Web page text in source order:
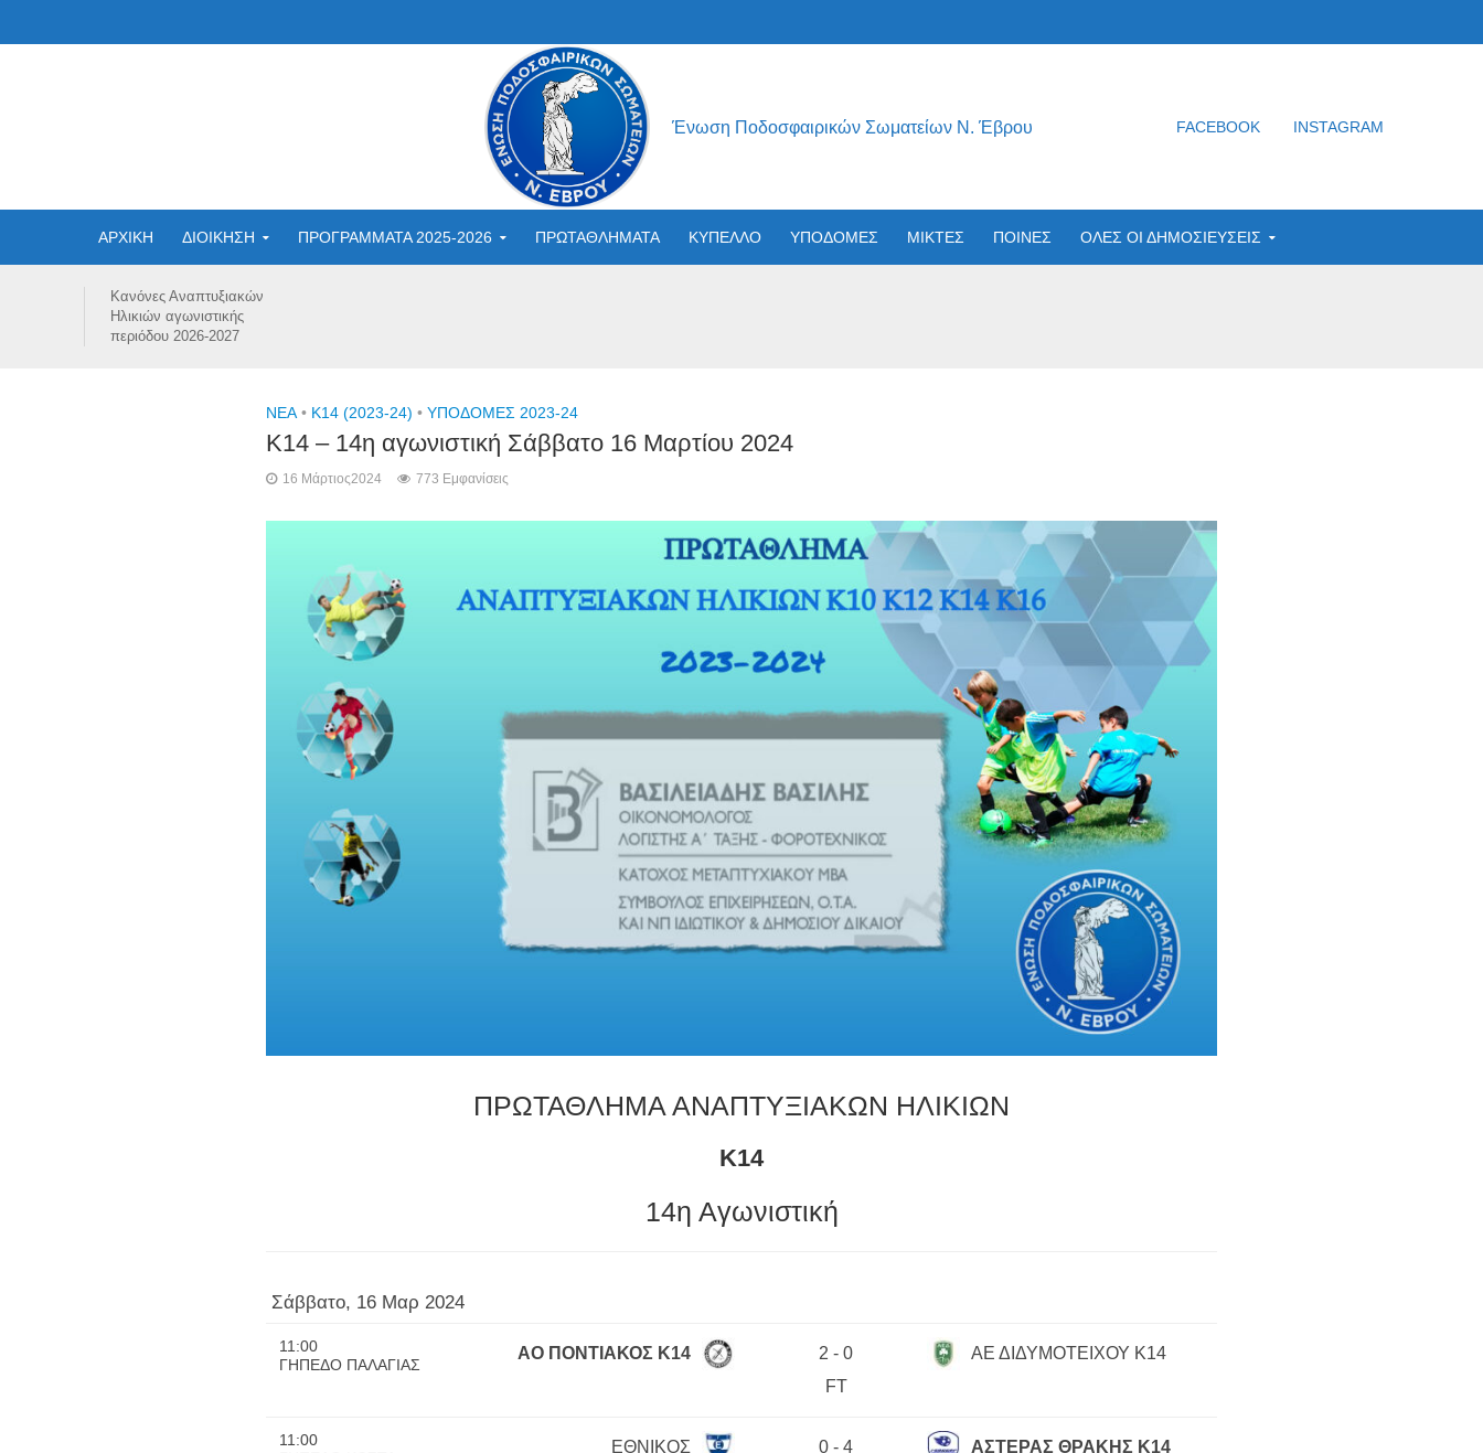
Ένωση Ποδοσφαιρικών Σωματείων Ν. Έβρου FACEBOOK INSTAGRAM
ΑΡΧΙΚΗ ΔΙΟΙΚΗΣΗ ΠΡΟΓΡΑΜΜΑΤΑ 2025-2026 ΠΡΩΤΑΘΛΗΜΑΤΑ ΚΥΠΕΛΛΟ ΥΠΟΔΟΜΕΣ ΜΙΚΤΕΣ ΠΟΙΝΕΣ ΟΛΕΣ ΟΙ ΔΗΜΟΣΙΕΥΣΕΙΣ
Κανόνες Αναπτυξιακών
Ηλικιών αγωνιστικής
περιόδου 2026-2027
NEA • Κ14 (2023-24) • ΥΠΟΔΟΜΕΣ 2023-24
Κ14 – 14η αγωνιστική Σάββατο 16 Μαρτίου 2024
16 Μάρτιος2024 773 Εμφανίσεις
ΠΡΩΤΑΘΛΗΜΑ ΑΝΑΠΤΥΞΙΑΚΩΝ ΗΛΙΚΙΩΝ
Κ14
14η Αγωνιστική
Σάββατο, 16 Μαρ 2024
11:00
ΓΗΠΕΔΟ ΠΑΛΑΓΙΑΣ
ΑΟ ΠΟΝΤΙΑΚΟΣ Κ14 2 -0
FT
ΑΕ ΔΙΔΥΜΟΤΕΙΧΟΥ Κ14
11:00
ΕΘΝΙΚΟΣ 0 -4
ΑΣΤΕΡΑΣ ΘΡΑΚΗΣ Κ14